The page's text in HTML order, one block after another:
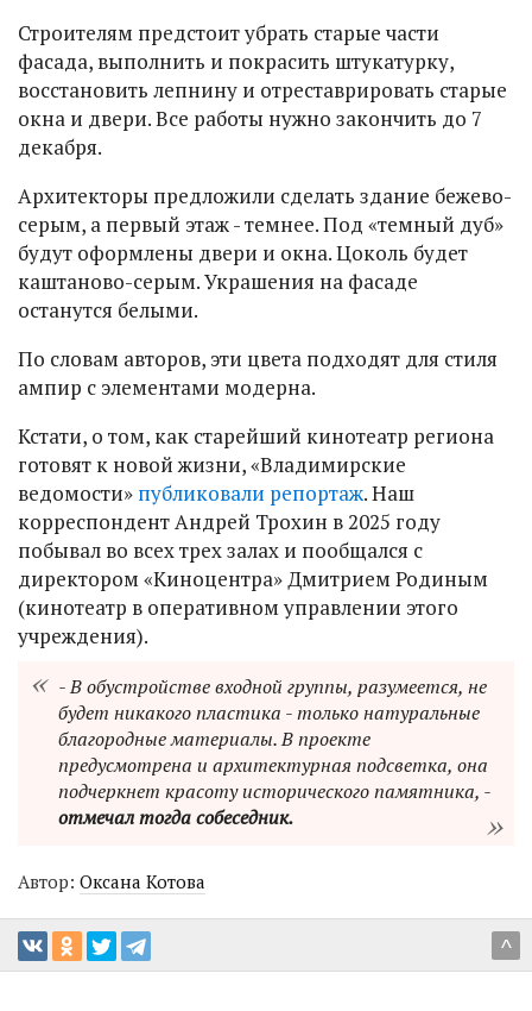
Строителям предстоит убрать старые части
фасада, выполнить и покрасить штукатурку,
восстановить лепнину и отреставрировать старые
окна и двери. Все работы нужно закончить до 7
декабря.
Архитекторы предложили сделать здание бежево-
серым, а первый этаж - темнее. Под «темный дуб»
будут оформлены двери и окна. Цоколь будет
каштаново-серым. Украшения на фасаде
останутся белыми.
По словам авторов, эти цвета подходят для стиля
ампир с элементами модерна.
Кстати, о том, как старейший кинотеатр региона
готовят к новой жизни, «Владимирские
ведомости» публиковали репортаж. Наш
корреспондент Андрей Трохин в 2025 году
побывал во всех трех залах и пообщался с
директором «Киноцентра»Дмитрием Родиным
(кинотеатр в оперативном управлении этого
учреждения).
- В обустройстве входной группы, разумеется, не
будет никакого пластика - только натуральные
благородные материалы. В проекте
предусмотрена и архитектурная подсветка, она
подчеркнет красоту исторического памятника, -
отмечал тогда собеседник.
Автор: Оксана Котова
^